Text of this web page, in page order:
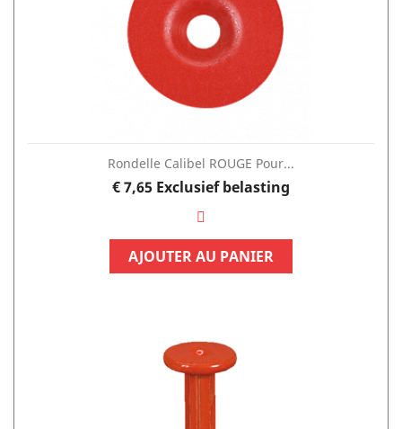
Rondelle Calibel ROUGE Pour...
Prijs
€ 7,65 Exclusief belasting
AJOUTER AU PANIER